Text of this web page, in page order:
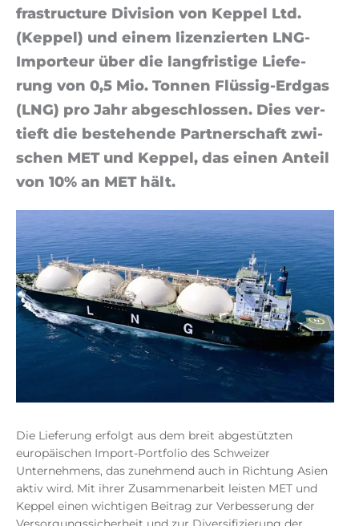
fras­truc­ture Di­vi­si­on von Kep­pel Lt­d.
(Kep­pel) und ei­nem li­zen­zier­ten LNG-
Im­por­teur über die lang­fris­ti­ge Lie­fe­
rung von 0,5 Mio. Ton­nen Flüs­sig-Erd­gas
(LNG) pro Jahr ab­ge­schlos­sen. Dies ver­
tieft die be­ste­hen­de Part­ner­schaft zwi­
schen MET und Kep­pel, das ei­nen An­teil
von 10% an MET häl­t.
Die Lieferung erfolgt aus dem breit abgestützten
europäischen Import-Portfolio des Schweizer
Unternehmens, das zunehmend auch in Richtung Asien
aktiv wird. Mit ihrer Zusammenarbeit leisten MET und
Keppel einen wichtigen Beitrag zur Verbesserung der